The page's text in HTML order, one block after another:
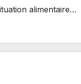
alimentaire…